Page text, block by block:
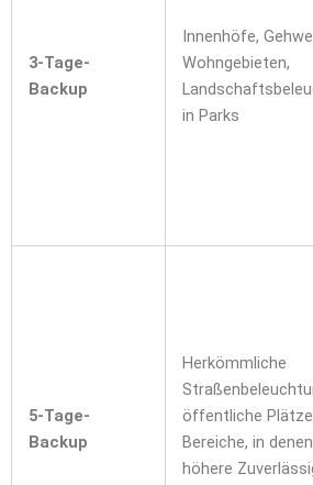
3-Tage-
Backup
Innenhöfe,
Wohngebieten,
in Parks
5-Tage-
Backup
Herkömmliche
öffentliche
Bereiche, in
höhere